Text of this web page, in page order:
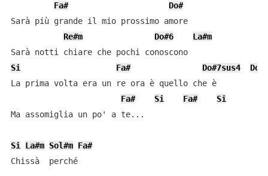
Fa#
Do#
Sarà più grande il mio prossimo amore
Re#m
Do#6
La#m
Sarà notti chiare che pochi conoscono
Si
Fa# Do#7sus4
La prima volta era un re ora è quello che è
Fa#
Si Fa#
Si
Ma assomiglia un po' a te...
Si La#m Sol#m Fa#
Chissà  perché